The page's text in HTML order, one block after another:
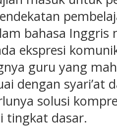
bahasa
ekspresi
guru yang
dengan syari’at
solusi
tingkat dasar.